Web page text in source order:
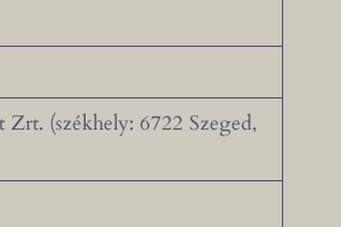
Zrt. (székhely: 6722 Szeged,